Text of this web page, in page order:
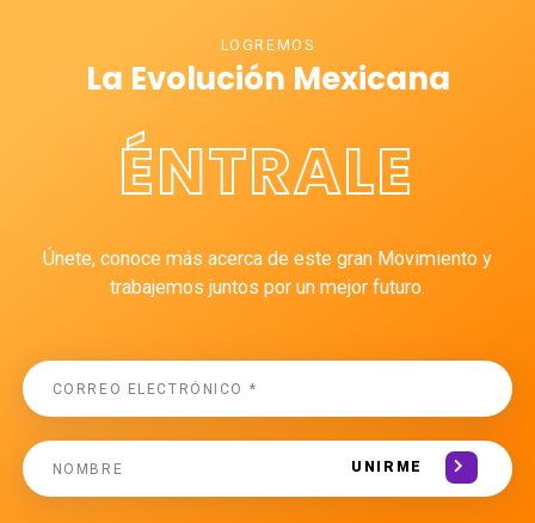
LOGREMOS
La Evolución Mexicana
ÉNTRALE
Únete, conoce más acerca de este gran Movimiento y
trabajemos juntos por un mejor futuro.
UNIRME